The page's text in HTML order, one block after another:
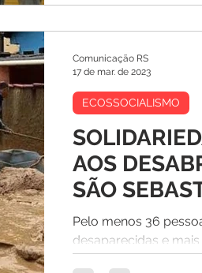
AOS
SÃO
Pelo menos 36
desaparecidas e
das fortes chuvas
ECOSSOCIALISMO
Comunicação RS
17 de mar. de 2023